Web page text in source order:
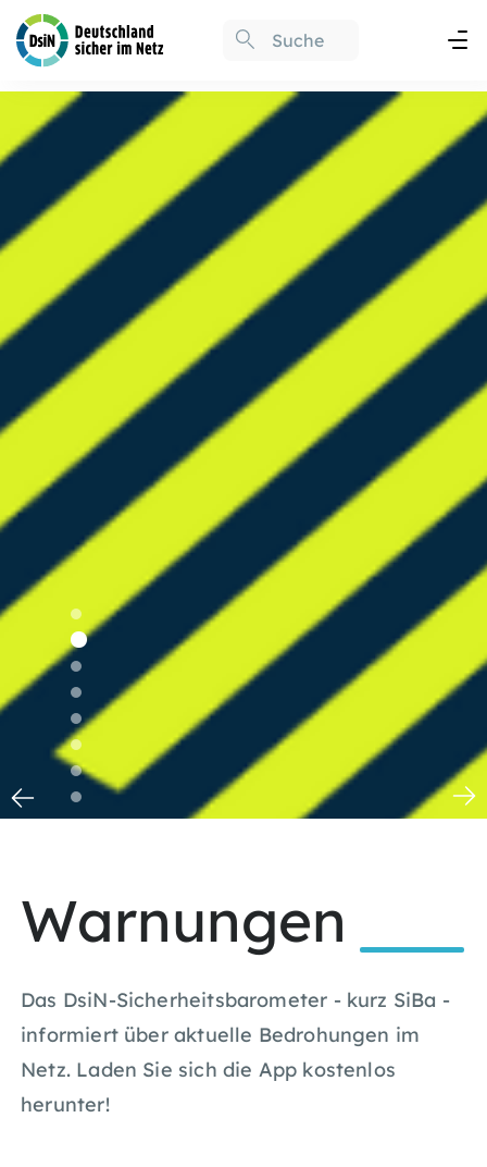
Warnungen
Das DsiN-Sicherheitsbarometer - kurz SiBa -
informiert über aktuelle Bedrohungen im
Netz. Laden Sie sich die App kostenlos
herunter!